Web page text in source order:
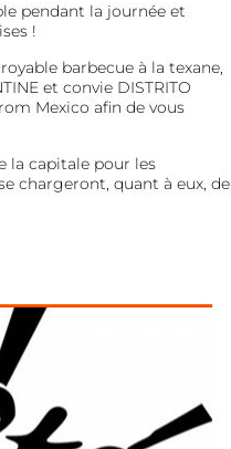
pendant la journée et
!
barbecue à la texane,
et convie DISTRITO
Mexico afin de vous
la capitale pour les
chargeront, quant à eux, de